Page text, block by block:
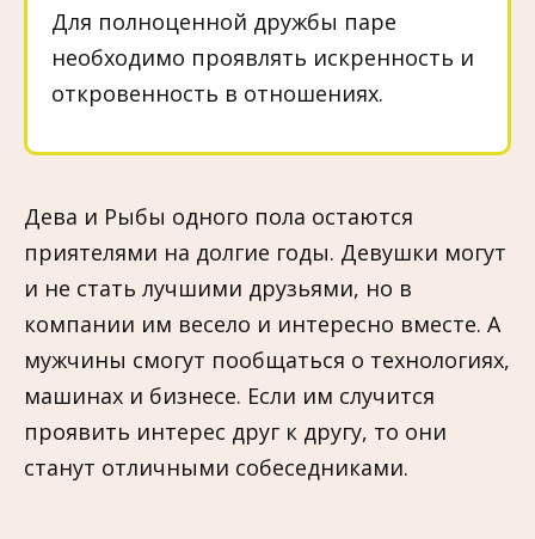
Для полноценной дружбы паре
необходимо проявлять искренность и
откровенность в отношениях.
Дева и Рыбы одного пола остаются
приятелями на долгие годы. Девушки могут
и не стать лучшими друзьями, но в
компании им весело и интересно вместе. А
мужчины смогут пообщаться о технологиях,
машинах и бизнесе. Если им случится
проявить интерес друг к другу, то они
станут отличными собеседниками.